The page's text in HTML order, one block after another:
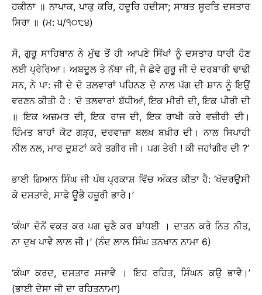
ਹਕੀਨਾ ॥ ਨਾਪਾਕ, ਪਾਕੁ ਕਰਿ, ਹਦੂਰਿ ਹਦੀਸਾ; ਸਾਬਤ ਸੂਰਤਿ ਦਸਤਾਰ
ਸਿਰਾ ॥ (ਮ: ੫/੧੦੮੪)
ਸੋ, ਗੁਰੂ ਸਾਹਿਬਾਨ ਨੇ ਮੁੱਢ ਤੋਂ ਹੀ ਆਪਣੇ ਸਿੱਖਾਂ ਨੂੰ ਦਸਤਾਰ ਧਾਰੀ ਹੋਣ
ਲਈ ਪ੍ਰੇਰਿਆ। ਅਬਦੂਲ ਤੇ ਨੱਥਾ ਜੀ, ਜੋ ਛੇਵੇ ਗੁਰੂ ਜੀ ਦੇ ਦਰਬਾਰੀ ਢਾਢੀ
ਸਨ, ਨੇ ਪਾ: ਜੀ ਦੇ ਦੋ ਤਲਵਾਰਾਂ ਪਹਿਨਣ ਦੇ ਨਾਲ ਪੱਗ ਦੀ ਸ਼ਾਨ ਨੂੰ ਇਉਂ
ਵਰਣਨ ਕੀਤੀ ਹੈ : ‘ਦੋ ਤਲਵਾਰਾਂ ਬੱਧੀਆਂ, ਇਕ ਮੀਰੀ ਦੀ, ਇਕ ਪੀਰੀ ਦੀ
॥ ਇਕ ਅਜ਼ਮਤ ਦੀ, ਇਕ ਰਾਜ ਦੀ, ਇਕ ਰਾਖੀ ਕਰੇ ਵਜ਼ੀਰੀ ਦੀ।
ਹਿੰਮਤ ਬਾਹਾਂ ਕੋਟ ਗੜ੍ਹ, ਦਰਵਾਜ਼ਾ ਬਲਖ਼ ਬਖ਼ੀਰ ਦੀ। ਨਾਲ ਸਿਪਾਹੀ
ਨੀਲ ਨਲ, ਮਾਰ ਦੁਸ਼ਟਾਂ ਕਰੇ ਤਗੀਰ ਜੀ। ਪਗ ਤੇਰੀ ! ਕੀ ਜਹਾਂਗੀਰ ਦੀ ?’
ਭਾਈ ਗਿਆਨ ਸਿੰਘ ਜੀ ਪੰਥ ਪ੍ਰਕਾਸ਼ ਵਿੱਚ ਅੰਕਤ ਕੀਤਾ ਹੈ: ‘ਖੱਦਰਉਸੀ
ਕੇ ਦਸਤਾਰੇ, ਸਾਫੇ ਊਭੈ ਹਜ਼ੂਰੀ ਭਾਰੇ।’
‘ਕੰਘਾ ਦੋਨੋਂ ਵਕਤ ਕਰ ਪਗ ਚੁਣੈ ਕਰ ਬਾਂਧਈ । ਦਾਤਨ ਕਰੇ ਨਿਤ ਨੀਤ,
ਨਾ ਦੁਖ ਪਾਵੈ ਲਾਲ ਜੀ।’ (ਨੰਦ ਲਾਲ ਸਿੰਘ ਤਨਖਾਨ ਨਾਮਾ 6)
‘ਕੰਘਾ ਕਰਦ, ਦਸਤਾਰ ਸਜਾਵੈ । ਇਹ ਰਹਿਤ, ਸਿੰਘਨ ਕਉ ਭਾਵੈ।’
(ਭਾਈ ਦੇਸਾ ਜੀ ਦਾ ਰਹਿਤਨਾਮਾ)